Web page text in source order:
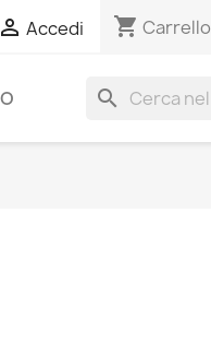
 Accedi shopping_cart Carrello
search